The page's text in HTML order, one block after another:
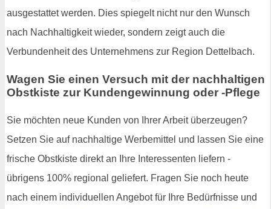
ausgestattet werden. Dies spiegelt nicht nur den Wunsch
nach Nachhaltigkeit wieder, sondern zeigt auch die
Verbundenheit des Unternehmens zur Region Dettelbach.
Wagen Sie einen Versuch mit der nachhaltigen
Obstkiste zur Kundengewinnung oder -Pflege
Sie möchten neue Kunden von Ihrer Arbeit überzeugen?
Setzen Sie auf nachhaltige Werbemittel und lassen Sie eine
frische Obstkiste direkt an Ihre Interessenten liefern -
übrigens 100% regional geliefert. Fragen Sie noch heute
nach einem individuellen Angebot für Ihre Bedürfnisse und